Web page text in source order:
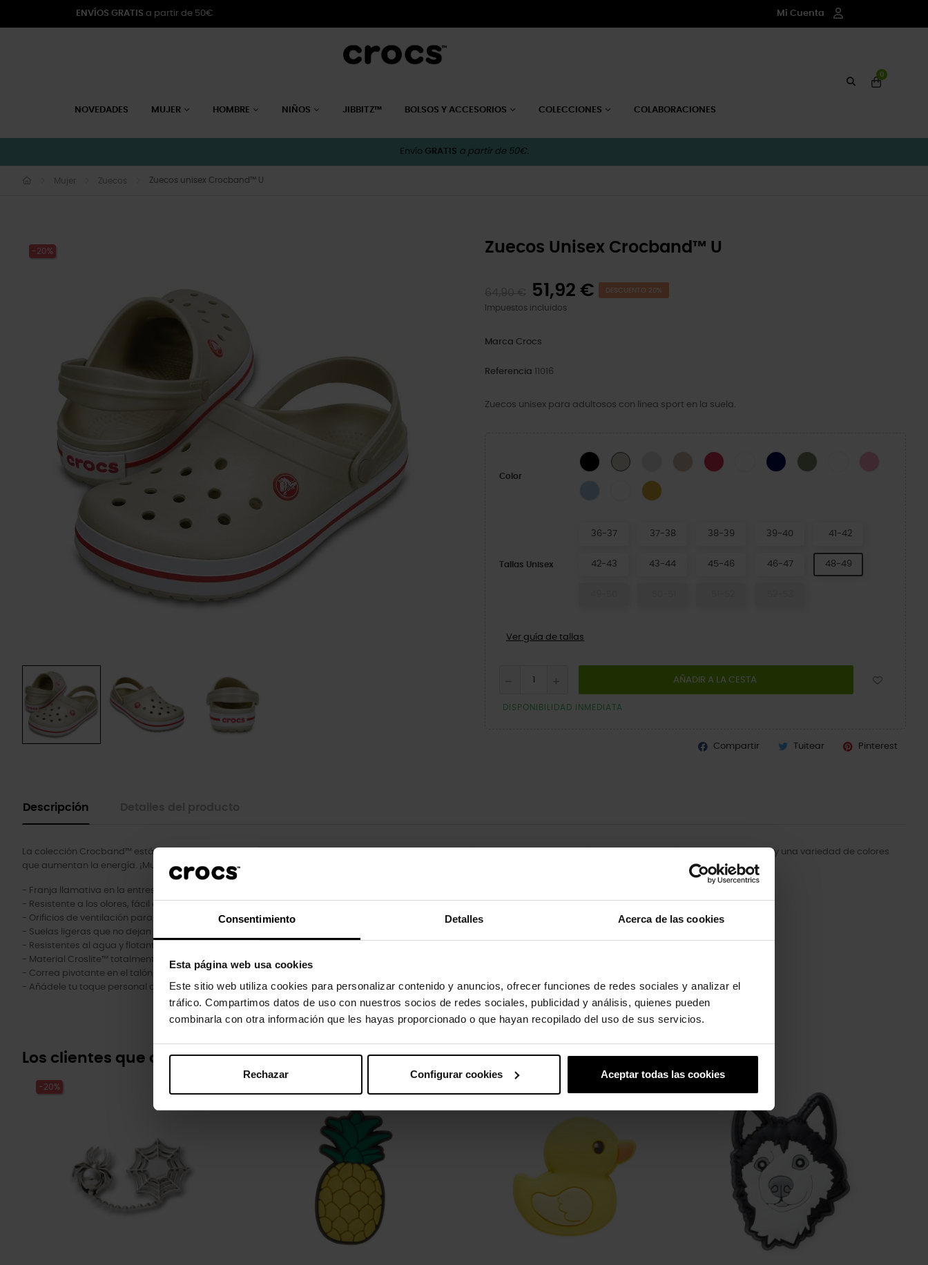
Consentimiento Detalles Acerca de las cookies
Esta página web usa cookies
Este sitio web utiliza cookies para personalizar contenido y anuncios, ofrecer funciones de redes sociales y analizar el
tráfico. Compartimos datos de uso con nuestros socios de redes sociales, publicidad y análisis, quienes pueden
combinarla con otra información que les hayas proporcionado o que hayan recopilado del uso de sus servicios.
Rechazar Configurar cookies Aceptar todas las cookies
ENVÍOS GRATIS a partir de 50€ Mi Cuenta
NOVEDADES MUJER HOMBRE NIÑOS JIBBITZ™ BOLSOS Y ACCESORIOS COLECCIONES COLABORACIONES
0
Envío GRATIS a partir de 50€.
Mujer Zuecos Zuecos unisex Crocband™ U
-20% Zuecos Unisex Crocband™ U
51,92 € DESCUENTO 20%
Impuestos incluidos
Marca Crocs
Referencia 11016
Zuecos unisex para adultosos con línea sport en la suela.
Color
Black Stucco/MelonAtmosphere
QuartzDigital Raspberry
White Navy Cargo
Blue Frost/Guava
White/Serene Green
Turmeric
Tallas Unisex
36-37 37-38 38-39 39-40 41-42
42-43 43-44 45-46 46-47 48-49
Ver guía de tallas
AÑADIR A LA CESTA
DISPONIBILIDAD INMEDIATA
Compartir Tuitear Pinterest
Descripción
La colección Crocband™ está fabricada con el característico material Croslite™ para adaptarse perfectamente al pie, un diseño deportivo que es fácil de poner y quitar, y una variedad de colores
que aumentan la energía. ¡Muestra tus rayas!
- Franja llamativa en la entresuela para un look deportivo.
- Resistente a los olores, fácil de limpiar y de secado rápido.
- Orificios de ventilación para una mayor transpirabilidad.
- Suelas ligeras que no dejan marcas.
- Resistentes al agua y flotantes; pesan solo unos gramos.
- Material Croslite™ totalmente moldeado para una amortiguación ligera y mayor comodidad.
- Correa pivotante en el talón para un ajuste más seguro.
- Añádele tu toque personal con nuestros Jibbitz™.
Los clientes que compraron este producto también han comprado:
-20%